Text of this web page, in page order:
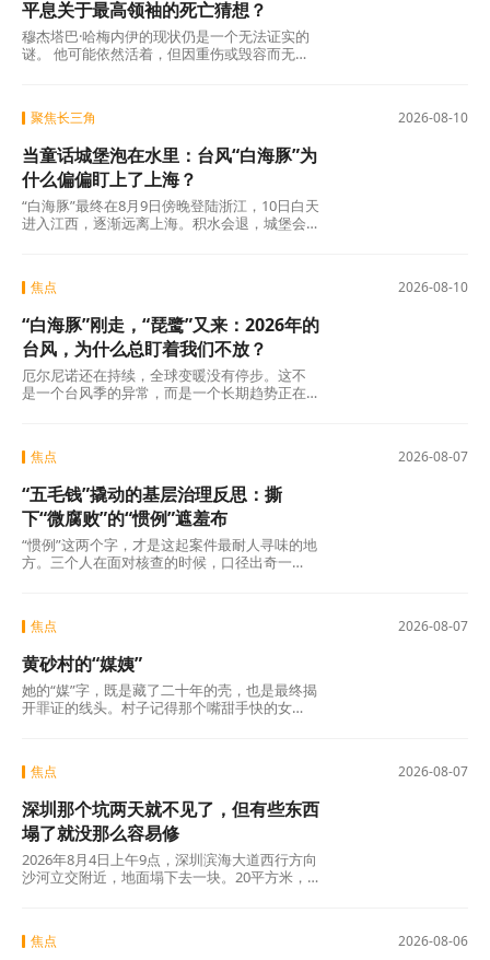
平息关于最高领袖的死亡猜想？
穆杰塔巴·哈梅内伊的现状仍是一个无法证实的
谜。 他可能依然活着，但因重伤或毁容而无法
除，也无确凿证据证实。8月9日那则看似正常
的会谈通报，恰恰成了这种异常状态的最佳注
脚：官方越是试图用文字证明“一切正常”，外界
就越能从那片空白影像中，读出无法掩饰的异
常。 这个看不见的领袖，正成为伊朗当前最不
稳定、也最无法回避的政治变量。
2026-08-10
聚焦长三角
当童话城堡泡在水里：台风“白海豚”为
什么偏偏盯上了上海？
“白海豚”最终在8月9日傍晚登陆浙江，10日白天
进入江西，逐渐远离上海。积水会退，城堡会
色预警，一座超大城市在台风外围环流下近乎
的压力测试。
2026-08-10
焦点
“白海豚”刚走，“琵鹭”又来：2026年的
台风，为什么总盯着我们不放？
厄尔尼诺还在持续，全球变暖没有停步。这不
是一个台风季的异常，而是一个长期趋势正在
个是谁，什么时候来，往哪走，这些都还不确
尔来一次”的台风，而是一个更加活跃、更加凶
猛、影响更加深远的新常态。
2026-08-07
焦点
“五毛钱”撬动的基层治理反思：撕
下“微腐败”的“惯例”遮羞布
“惯例”这两个字，才是这起案件最耐人寻味的地
方。三个人在面对核查的时候，口径出奇一
议事程序、没有政策依据，仅凭几个人私下商
自欺欺人的“潜规则”。三人分工明确——每人负
责两根水管，各自收费、各自截留、余款入账
——分明是精心设计的利益勾兑，哪里有什
么“历来如此”的“惯例”?
2026-08-07
焦点
黄砂村的“媒姨”
她的“媒”字，既是藏了二十年的壳，也是最终揭
开罪证的线头。村子记得那个嘴甜手快的女
脸，更记得那个“媒”字底下，被偷走的一整个童
2026-08-07
焦点
深圳那个坑两天就不见了，但有些东西
塌了就没那么容易修
2026年8月4日上午9点，深圳滨海大道西行方向
沙河立交附近，地面塌下去一块。20平方米，
2026-08-06
焦点